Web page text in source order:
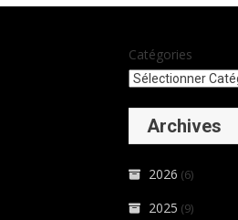
Catégories
Archives
2026 (6)
2025 (9)